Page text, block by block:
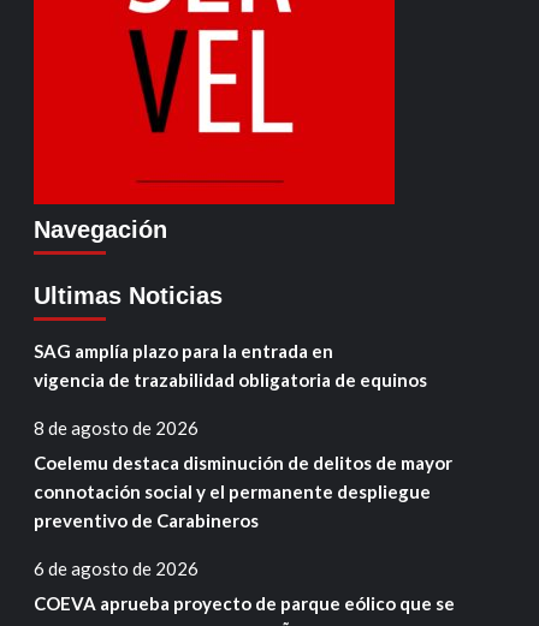
Navegación
Ultimas Noticias
SAG amplía plazo para la entrada en
vigencia de trazabilidad obligatoria de equinos
8 de agosto de 2026
Coelemu destaca disminución de delitos de mayor
connotación social y el permanente despliegue
preventivo de Carabineros
6 de agosto de 2026
COEVA aprueba proyecto de parque eólico que se